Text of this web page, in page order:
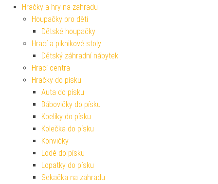
Hračky a hry na zahradu
Houpačky pro děti
Dětské houpačky
Hrací a piknikové stoly
Dětský záhradní nábytek
Hrací centra
Hračky do písku
Auta do písku
Bábovičky do písku
Kbelíky do písku
Kolečka do písku
Konvičky
Lodě do písku
Lopatky do písku
Sekačka na zahradu